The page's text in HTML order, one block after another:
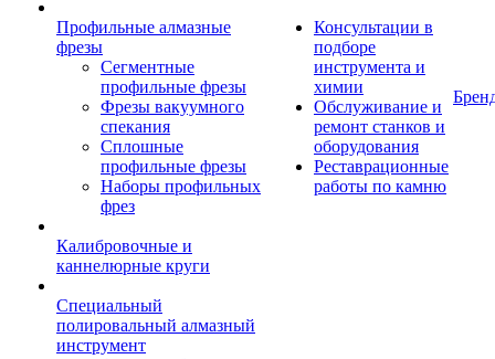
Профильные алмазные
фрезы
Сегментные
профильные фрезы
Фрезы вакуумного
спекания
Сплошные
профильные фрезы
Наборы профильных
фрез
Калибровочные и
каннелюрные круги
Специальный
полировальный алмазный
инструмент
Консультации в
подборе
инструмента и
химии
Обслуживание и
ремонт станков и
оборудования
Реставрационные
работы по камню